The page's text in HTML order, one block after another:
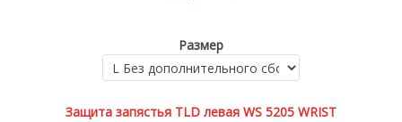
Размер
Защита запястья TLD левая WS 5205 WRIST